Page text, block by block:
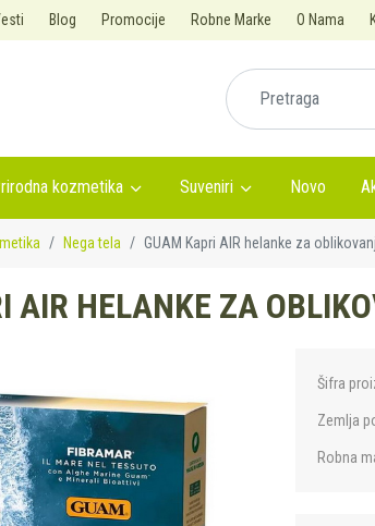
Blog Promocije Robne Marke O Nama
kozmetika Suveniri Novo
Nega tela GUAM Kapri AIR helanke za
AIR HELANKE ZA
Šifra
Zemlja
Robna